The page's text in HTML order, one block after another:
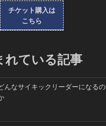
チケット購入は
こちら
れている記事
んなサイキックリーダーになるの